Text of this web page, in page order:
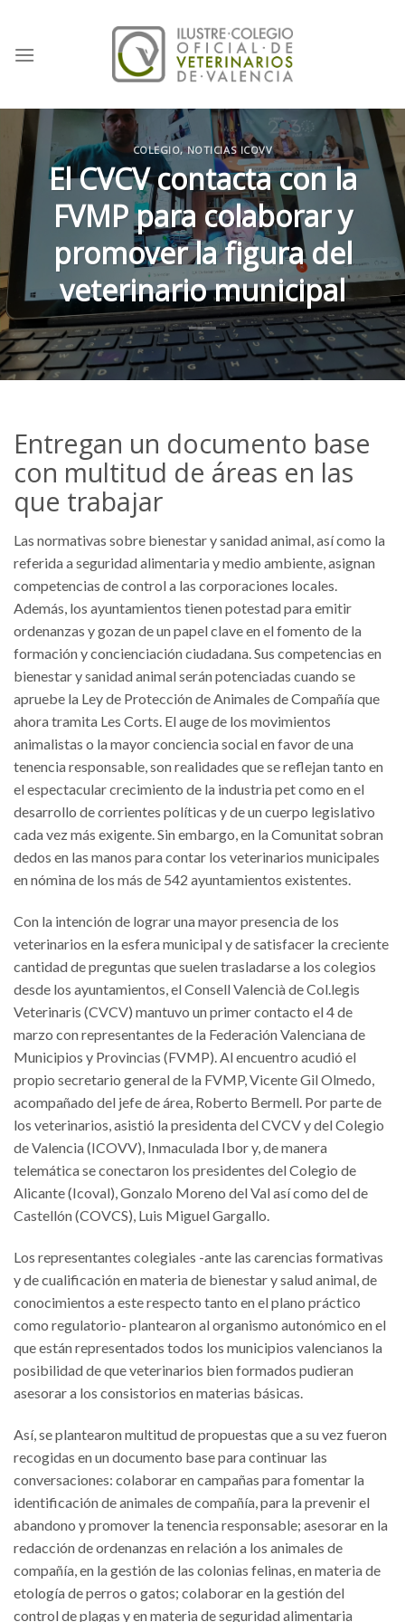
content
COLEGIO,NOTICIAS ICOVV
El CVCV contacta con la
FVMP para colaborar y
promover la figura del
veterinario municipal
Entregan un documento base
con multitud de áreas en las
que trabajar
Las normativas sobre bienestar y sanidad animal, así como la
referida a seguridad alimentaria y medio ambiente, asignan
competencias de control a las corporaciones locales.
Además, los ayuntamientos tienen potestad para emitir
ordenanzas y gozan de un papel clave en el fomento de la
formación y concienciación ciudadana. Sus competencias en
bienestar y sanidad animal serán potenciadas cuando se
apruebe la Ley de Protección de Animales de Compañía que
ahora tramita Les Corts. El auge de los movimientos
animalistas o la mayor conciencia social en favor de una
tenencia responsable, son realidades que se reflejan tanto en
el espectacular crecimiento de la industria pet como en el
desarrollo de corrientes políticas y de un cuerpo legislativo
cada vez más exigente. Sin embargo, en la Comunitat sobran
dedos en las manos para contar los veterinarios municipales
en nómina de los más de 542 ayuntamientos existentes.
Con la intención de lograr una mayor presencia de los
veterinarios en la esfera municipal y de satisfacer la creciente
cantidad de preguntas que suelen trasladarse a los colegios
desde los ayuntamientos, el Consell Valencià de Col.legis
Veterinaris (CVCV) mantuvo un primer contacto el 4 de
marzo con representantes de la Federación Valenciana de
Municipios y Provincias (FVMP). Al encuentro acudió el
propio secretario general de la FVMP, Vicente Gil Olmedo,
acompañado del jefe de área, Roberto Bermell. Por parte de
los veterinarios, asistió la presidenta del CVCV y del Colegio
de Valencia (ICOVV), Inmaculada Ibor y, de manera
telemática se conectaron los presidentes del Colegio de
Alicante (Icoval), Gonzalo Moreno del Val así como del de
Castellón (COVCS), Luis Miguel Gargallo.
Los representantes colegiales -ante las carencias formativas
y de cualificación en materia de bienestar y salud animal, de
conocimientos a este respecto tanto en el plano práctico
como regulatorio- plantearon al organismo autonómico en el
que están representados todos los municipios valencianos la
posibilidad de que veterinarios bien formados pudieran
asesorar a los consistorios en materias básicas.
Así, se plantearon multitud de propuestas que a su vez fueron
recogidas en un documento base para continuar las
conversaciones: colaborar en campañas para fomentar la
identificación de animales de compañía, para la prevenir el
abandono y promover la tenencia responsable; asesorar en la
redacción de ordenanzas en relación a los animales de
compañía, en la gestión de las colonias felinas, en materia de
etología de perros o gatos; colaborar en la gestión del
control de plagas y en materia de seguridad alimentaria